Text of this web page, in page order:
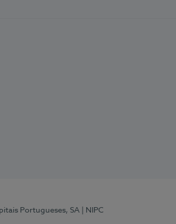
Portugueses, SA
| NIPC